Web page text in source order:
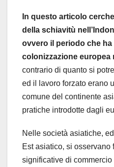
In questo articolo
della schiavitù
ovvero il periodo che
colonizzazione europea
contrario di quanto si
ed il lavoro forzato erano
comune del continente
pratiche introdotte dagli
Nelle società asiatiche,
Est asiatico, si osservano
significative di